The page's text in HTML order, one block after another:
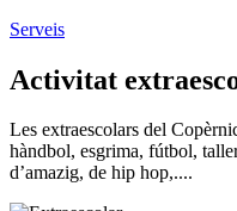
Serveis
Activitat
Les extraescolars del
hàndbol, esgrima, fútbol,
d’amazig, de hip hop,....